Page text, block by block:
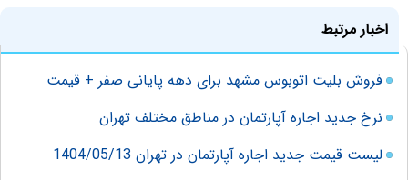
اخبار مرتبط
فروش بلیت اتوبوس مشهد برای دهه پایانی صفر + قیمت
نرخ جدید اجاره آپارتمان در مناطق مختلف تهران
لیست قیمت جدید اجاره آپارتمان در تهران 1404/05/13